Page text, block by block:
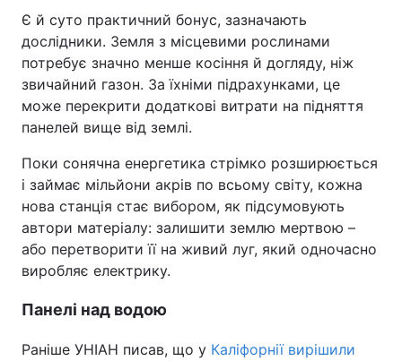
Є й суто практичний бонус, зазначають
дослідники. Земля з місцевими рослинами
потребує значно менше косіння й догляду, ніж
звичайний газон. За їхніми підрахунками, це
може перекрити додаткові витрати на підняття
панелей вище від землі.
Поки сонячна енергетика стрімко розширюється
і займає мільйони акрів по всьому світу, кожна
нова станція стає вибором, як підсумовують
автори матеріалу: залишити землю мертвою –
або перетворити її на живий луг, який одночасно
виробляє електрику.
Панелі над водою
Раніше УНІАН писав, що у Каліфорнії вирішили